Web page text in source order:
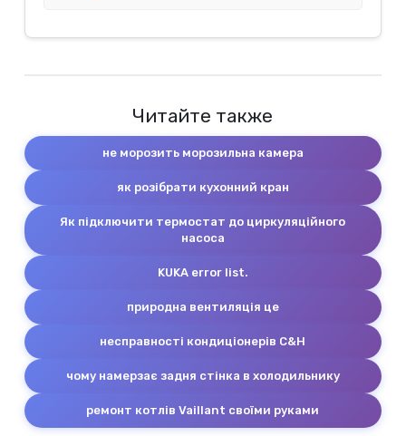
Читайте также
не морозить морозильна камера
як розібрати кухонний кран
Як підключити термостат до циркуляційного
насоса
KUKA error list.
природна вентиляція це
несправності кондиціонерів C&H
чому намерзає задня стінка в холодильнику
ремонт котлів Vaillant своїми руками